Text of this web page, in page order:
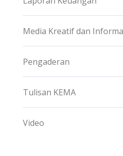
Media Kreatif dan
Pengaderan
Tulisan KEMA
Video